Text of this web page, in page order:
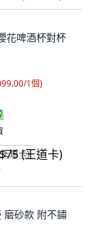
花啤酒杯對杯
1個)
道卡)
磨砂款 附不鏽